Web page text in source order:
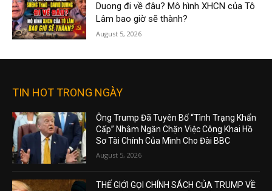
Duong đi về đâu? Mô hình XHCN của Tô
Lâm bao giờ sẽ thành?
August 5, 2026
TIN HOT TRONG NGÀY
Ông Trump Đã Tuyên Bố “Tình Trạng Khẩn
Cấp” Nhằm Ngăn Chặn Việc Công Khai Hồ
Sơ Tài Chính Của Mình Cho Đài BBC
August 5, 2026
THẾ GIỚI GỌI CHÍNH SÁCH CỦA TRUMP VỀ